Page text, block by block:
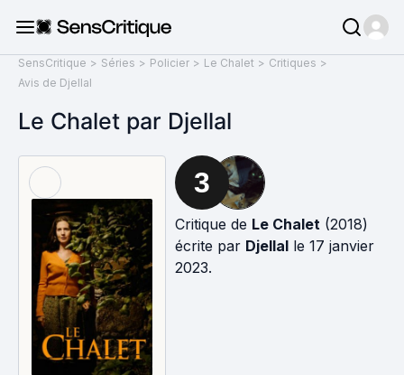
SensCritique > Séries > Policier > Le Chalet > Critiques >
Avis de Djellal
Le Chalet par Djellal
3
Critique de Le Chalet (2018)
écrite par Djellal le 17 janvier
2023.